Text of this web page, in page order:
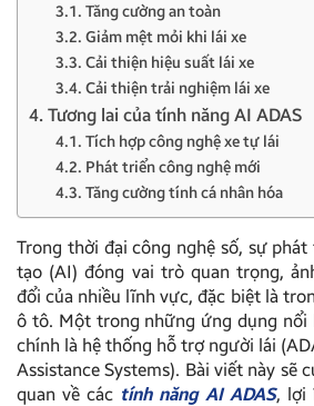
3.1. Tăng cường an toàn
3.2. Giảm mệt mỏi khi lái xe
3.3. Cải thiện hiệu suất lái xe
3.4. Cải thiện trải nghiệm lái xe
4. Tương lai của tính năng AI ADAS
4.1. Tích hợp công nghệ xe tự lái
4.2. Phát triển công nghệ mới
4.3. Tăng cường tính cá nhân hóa
Trong thời đại công nghệ số, sự
tạo (AI) đóng vai trò quan trọng,
đổi của nhiều lĩnh vực, đặc biệt là
ô tô. Một trong những ứng dụng
chính là hệ thống hỗ trợ người lái
Assistance Systems). Bài viết này sẽ
quan về các tính năng AI ADAS, lợi